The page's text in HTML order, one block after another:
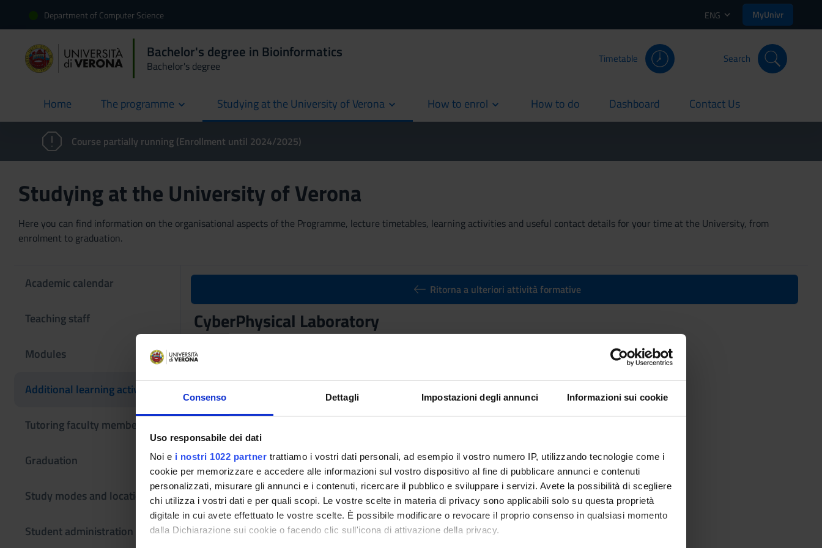
Consenso Dettagli Impostazioni degli annunci Informazioni sui cookie
Uso responsabile dei dati
Noi e i nostri 1022 partner trattiamo i vostri dati personali, ad esempio il vostro numero IP, utilizzando tecnologie come i
cookie per memorizzare e accedere alle informazioni sul vostro dispositivo al fine di pubblicare annunci e contenuti
personalizzati, misurare gli annunci e i contenuti, ricercare il pubblico e sviluppare i servizi. Avete la possibilità di scegliere
chi utilizza i vostri dati e per quali scopi. Le vostre scelte in materia di privacy sono applicabili solo su questa proprietà
digitale in cui avete effettuato le vostre scelte. È possibile modificare o revocare il proprio consenso in qualsiasi momento
dalla Dichiarazione sui cookie o facendo clic sull'icona di attivazione della privacy.
Department of Computer Science ENG MyUnivr
Bachelor's degree in Bioinformatics
Bachelor's degree
Timetable Search
Home
current The programme Studying at the University of Verona How to enrol How to do
current Dashboard
current Contact Us
current
Course partially running (Enrollment until 2024/2025)
Studying at the University of Verona
Here you can find information on the organisational aspects of the Programme, lecture timetables, learning activities and useful contact details for your time at the University, from
enrolment to graduation.
Academic calendar
Teaching staff
Modules
Additional learning activities
Tutoring faculty members
Graduation
Study modes and locations
Student administration
Ritorna a ulteriori attività formative
CyberPhysical Laboratory
4S007380
The course is given byCyberPhysical Laboratory(2019/2020) - Bachelor's degree in Computer Science